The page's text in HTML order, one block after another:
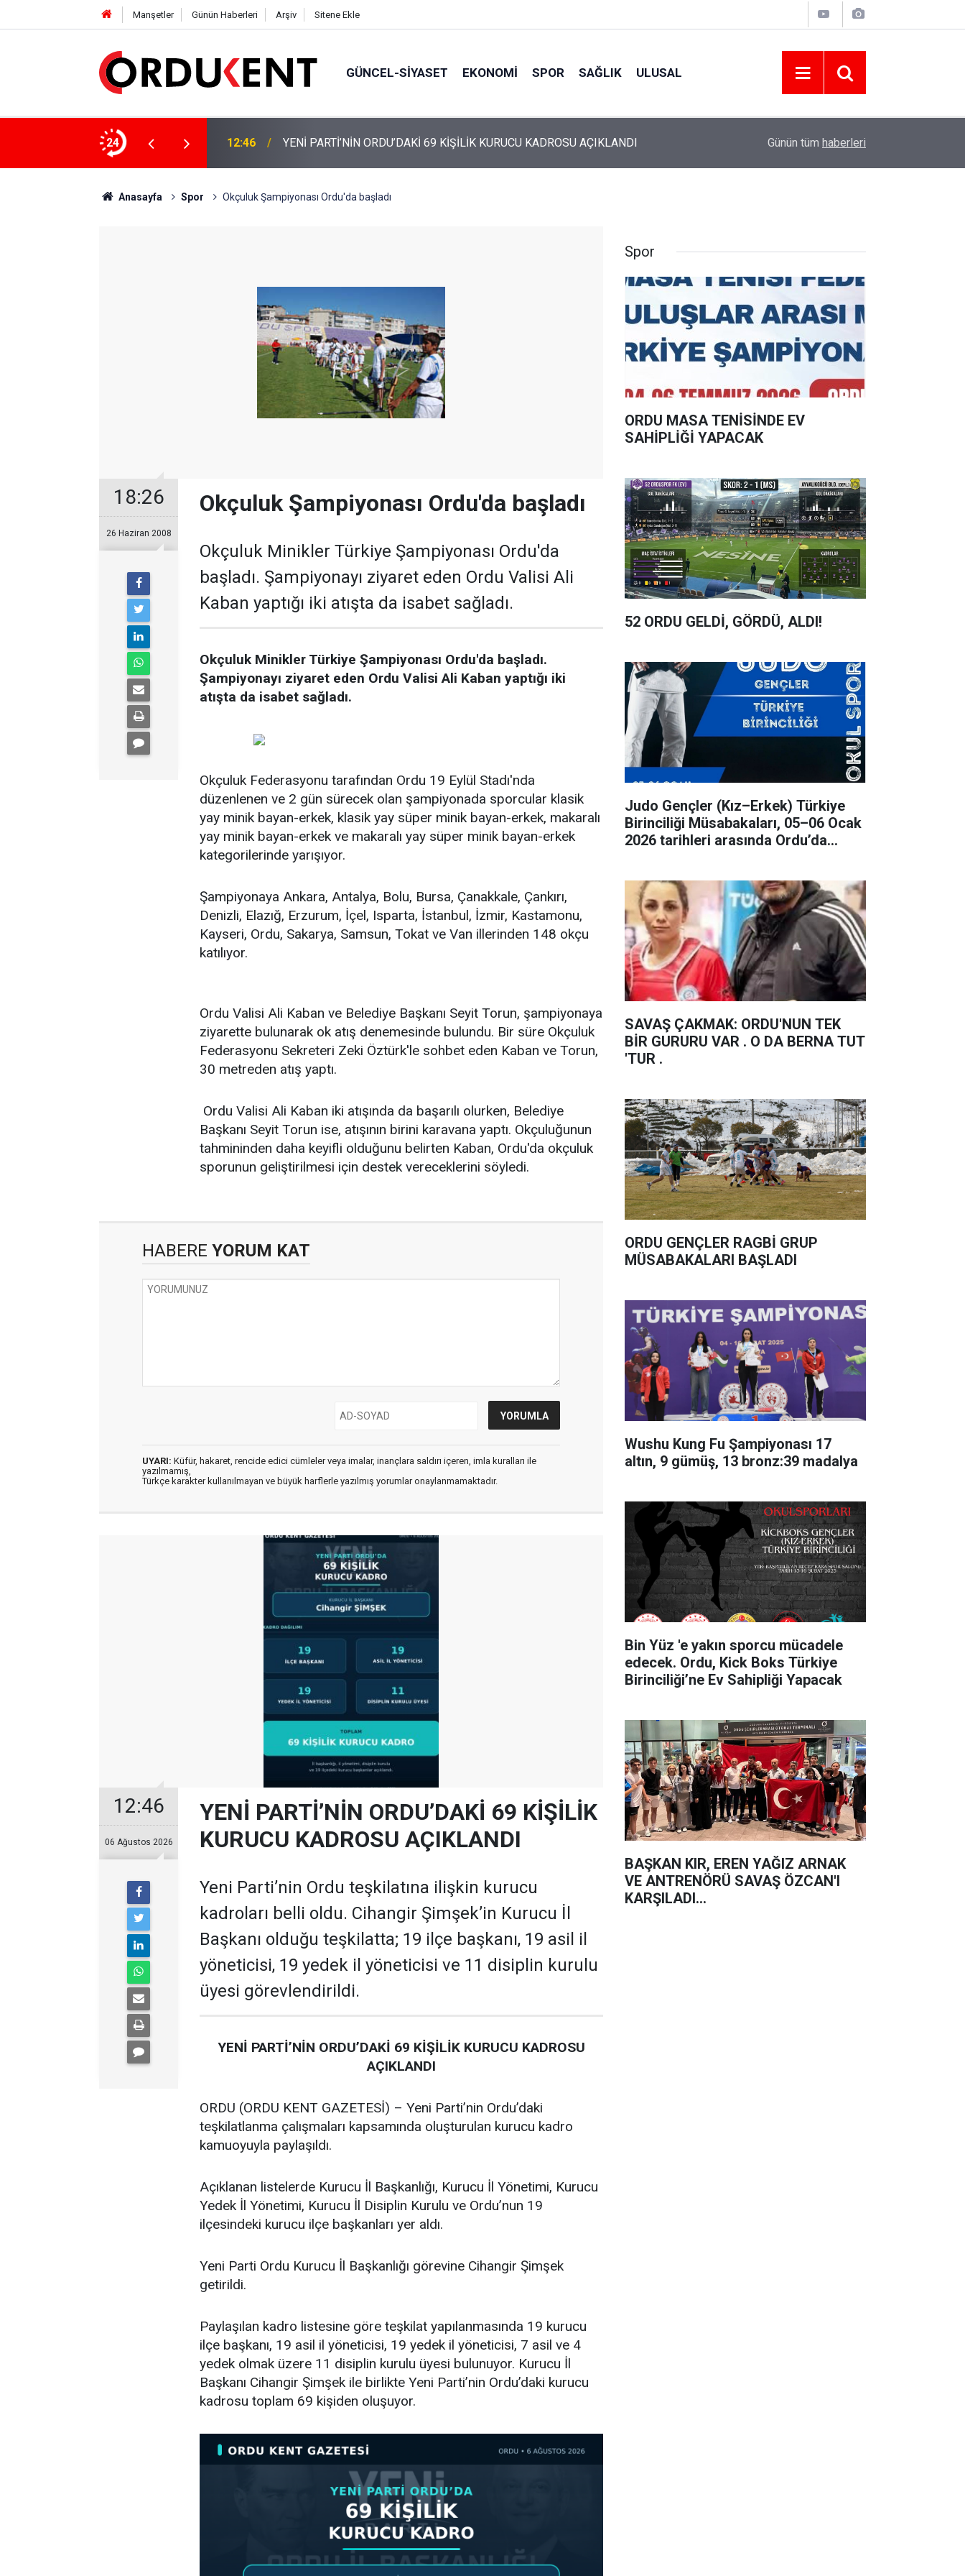
Manşetler Günün Haberleri Arşiv Sitene Ekle
GÜNCEL-SIYASET EKONOMI SPOR SAĞLIK ULUSAL
24
KURUCU KADROSU AÇIKLANDI 12:22 YENİ PARTİ ALTINORDU’DA KURUCU YÖNETİMİNİ AÇIKLADI ORDU ASKF’DEN İŞ DÜNYASINA AMATÖR
Günün tüm haberleri
Anasayfa Spor Okçuluk Şampiyonası Ordu'da başladı
18:26
26 Haziran 2008
Okçuluk Şampiyonası Ordu'da başladı
Okçuluk Minikler Türkiye Şampiyonası Ordu'da
başladı. Şampiyonayı ziyaret eden Ordu Valisi Ali
Kaban yaptığı iki atışta da isabet sağladı.
Okçuluk Minikler Türkiye Şampiyonası Ordu'da başladı.
Şampiyonayı ziyaret eden Ordu Valisi Ali Kaban yaptığı iki
atışta da isabet sağladı.
Okçuluk Federasyonu tarafından Ordu 19 Eylül Stadı'nda
düzenlenen ve 2 gün sürecek olan şampiyonada sporcular klasik
yay minik bayan-erkek, klasik yay süper minik bayan-erkek, makaralı
yay minik bayan-erkek ve makaralı yay süper minik bayan-erkek
kategorilerinde yarışıyor.
Şampiyonaya Ankara, Antalya, Bolu, Bursa, Çanakkale, Çankırı,
Denizli, Elazığ, Erzurum, İçel, Isparta, İstanbul, İzmir, Kastamonu,
Kayseri, Ordu, Sakarya, Samsun, Tokat ve Van illerinden 148 okçu
katılıyor.
Ordu Valisi Ali Kaban ve Belediye Başkanı Seyit Torun, şampiyonaya
ziyarette bulunarak ok atış denemesinde bulundu. Bir süre Okçuluk
Federasyonu Sekreteri Zeki Öztürk'le sohbet eden Kaban ve Torun,
30 metreden atış yaptı.
Ordu Valisi Ali Kaban iki atışında da başarılı olurken, Belediye
Başkanı Seyit Torun ise, atışının birini karavana yaptı. Okçuluğunun
tahmininden daha keyifli olduğunu belirten Kaban, Ordu'da okçuluk
sporunun geliştirilmesi için destek vereceklerini söyledi.
HABERE YORUM KAT
UYARI: Küfür, hakaret, rencide edici cümleler veya imalar, inançlara saldırı içeren, imla kuralları ile
yazılmamış,
Türkçe karakter kullanılmayan ve büyük harflerle yazılmış yorumlar onaylanmamaktadır.
12:46
06 Ağustos 2026
YENİ PARTİ’NİN ORDU’DAKİ 69 KİŞİLİK
KURUCU KADROSU AÇIKLANDI
Yeni Parti’nin Ordu teşkilatına ilişkin kurucu
kadroları belli oldu. Cihangir Şimşek’in Kurucu İl
Başkanı olduğu teşkilatta; 19 ilçe başkanı, 19 asil il
yöneticisi, 19 yedek il yöneticisi ve 11 disiplin kurulu
üyesi görevlendirildi.
YENİ PARTİ’NİN ORDU’DAKİ 69 KİŞİLİK KURUCU KADROSU
AÇIKLANDI
ORDU (ORDU KENT GAZETESİ) – Yeni Parti’nin Ordu’daki
teşkilatlanma çalışmaları kapsamında oluşturulan kurucu kadro
kamuoyuyla paylaşıldı.
Açıklanan listelerde Kurucu İl Başkanlığı, Kurucu İl Yönetimi, Kurucu
Yedek İl Yönetimi, Kurucu İl Disiplin Kurulu ve Ordu’nun 19
ilçesindeki kurucu ilçe başkanları yer aldı.
Yeni Parti Ordu Kurucu İl Başkanlığı görevine Cihangir Şimşek
getirildi.
Paylaşılan kadro listesine göre teşkilat yapılanmasında 19 kurucu
ilçe başkanı, 19 asil il yöneticisi, 19 yedek il yöneticisi, 7 asil ve 4
yedek olmak üzere 11 disiplin kurulu üyesi bulunuyor. Kurucu İl
Başkanı Cihangir Şimşek ile birlikte Yeni Parti’nin Ordu’daki kurucu
kadrosu toplam 69 kişiden oluşuyor.
Spor
ORDU MASA TENİSİNDE EV
SAHİPLİĞİ YAPACAK
52 ORDU GELDİ, GÖRDÜ, ALDI!
Judo Gençler (Kız–Erkek) Türkiye
Birinciliği Müsabakaları, 05–06 Ocak
2026 tarihleri arasında Ordu’da
SAVAŞ ÇAKMAK: ORDU'NUN TEK
BİR GURURU VAR . O DA BERNA TUT
'TUR .
ORDU GENÇLER RAGBİ GRUP
MÜSABAKALARI BAŞLADI
Wushu Kung Fu Şampiyonası 17
altın, 9 gümüş, 13 bronz:39 madalya
Bin Yüz 'e yakın sporcu mücadele
edecek. Ordu, Kick Boks Türkiye
Birinciliği’ne Ev Sahipliği Yapacak
BAŞKAN KIR, EREN YAĞIZ ARNAK
VE ANTRENÖRÜ SAVAŞ ÖZCAN'I
KARŞILADI...